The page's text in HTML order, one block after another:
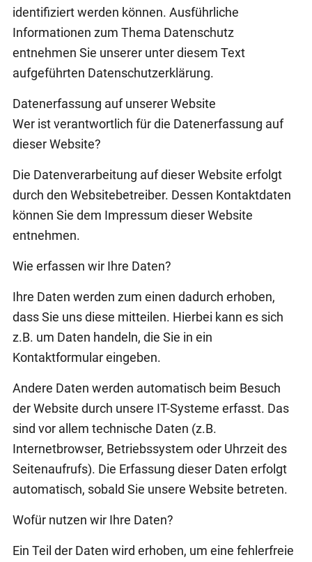
identifiziert werden können. Ausführliche
Informationen zum Thema Datenschutz
entnehmen Sie unserer unter diesem Text
aufgeführten Datenschutzerklärung.
Datenerfassung auf unserer Website
Wer ist verantwortlich für die Datenerfassung auf
dieser Website?
Die Datenverarbeitung auf dieser Website erfolgt
durch den Websitebetreiber. Dessen Kontaktdaten
können Sie dem Impressum dieser Website
entnehmen.
Wie erfassen wir Ihre Daten?
Ihre Daten werden zum einen dadurch erhoben,
dass Sie uns diese mitteilen. Hierbei kann es sich
z.B. um Daten handeln, die Sie in ein
Kontaktformular eingeben.
Andere Daten werden automatisch beim Besuch
der Website durch unsere IT-Systeme erfasst. Das
sind vor allem technische Daten (z.B.
Internetbrowser, Betriebssystem oder Uhrzeit des
Seitenaufrufs). Die Erfassung dieser Daten erfolgt
automatisch, sobald Sie unsere Website betreten.
Wofür nutzen wir Ihre Daten?
Ein Teil der Daten wird erhoben, um eine fehlerfreie